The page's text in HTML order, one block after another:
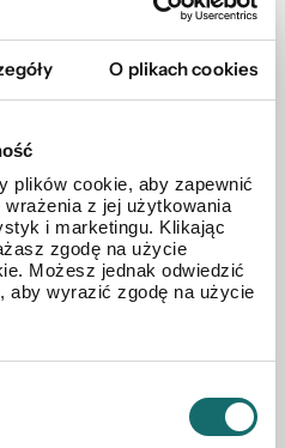
O plikach cookies
plików cookie, aby zapewnić
z jej użytkowania
i marketingu. Klikając
zgodę na użycie
Możesz jednak odwiedzić
aby wyrazić zgodę na użycie
późn. zm.) bez pisemnej zgody Północ
jest zabronione i może
oraz karnej.
ustawy z dnia 16 kwietnia 1993 r. o
U. z 2003 r., Nr 153, poz. 1503 z późn. zm.).